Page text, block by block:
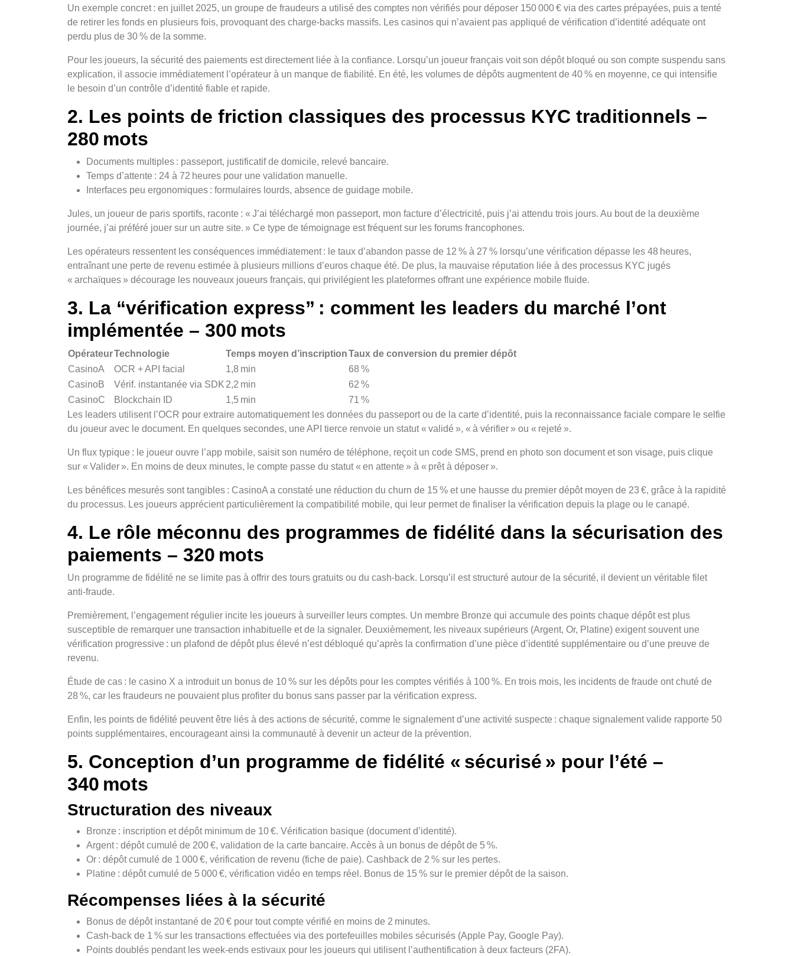
Un exemple concret : en juillet 2025, un groupe de fraudeurs a utilisé des comptes non vérifiés pour déposer 150 000 € via des cartes prépayées, puis a tenté
de retirer les fonds en plusieurs fois, provoquant des charge‑backs massifs. Les casinos qui n’avaient pas appliqué de vérification d’identité adéquate ont
perdu plus de 30 % de la somme.
Pour les joueurs, la sécurité des paiements est directement liée à la confiance. Lorsqu’un joueur français voit son dépôt bloqué ou son compte suspendu sans
explication, il associe immédiatement l’opérateur à un manque de fiabilité. En été, les volumes de dépôts augmentent de 40 % en moyenne, ce qui intensifie
le besoin d’un contrôle d’identité fiable et rapide.
2. Les points de friction classiques des processus KYC traditionnels –
280 mots
Documents multiples : passeport, justificatif de domicile, relevé bancaire.
Temps d’attente : 24 à 72 heures pour une validation manuelle.
Interfaces peu ergonomiques : formulaires lourds, absence de guidage mobile.
Jules, un joueur de paris sportifs, raconte : « J’ai téléchargé mon passeport, mon facture d’électricité, puis j’ai attendu trois jours. Au bout de la deuxième
journée, j’ai préféré jouer sur un autre site. » Ce type de témoignage est fréquent sur les forums francophones.
Les opérateurs ressentent les conséquences immédiatement : le taux d’abandon passe de 12 % à 27 % lorsqu’une vérification dépasse les 48 heures,
entraînant une perte de revenu estimée à plusieurs millions d’euros chaque été. De plus, la mauvaise réputation liée à des processus KYC jugés
« archaïques » décourage les nouveaux joueurs français, qui privilégient les plateformes offrant une expérience mobile fluide.
3. La “vérification express” : comment les leaders du marché l’ont
implémentée – 300 mots
OpérateurTechnologie Temps moyen d’inscriptionTaux de conversion du premier dépôt
CasinoA
OCR + API facial 1,8 min
68 %
CasinoB
Vérif. instantanée via SDK 2,2 min
62 %
CasinoC
Blockchain ID 1,5 min
71 %
Les leaders utilisent l’OCR pour extraire automatiquement les données du passeport ou de la carte d’identité, puis la reconnaissance faciale compare le selfie
du joueur avec le document. En quelques secondes, une API tierce renvoie un statut « validé », « à vérifier » ou « rejeté ».
Un flux typique : le joueur ouvre l’app mobile, saisit son numéro de téléphone, reçoit un code SMS, prend en photo son document et son visage, puis clique
sur « Valider ». En moins de deux minutes, le compte passe du statut « en attente » à « prêt à déposer ».
Les bénéfices mesurés sont tangibles : CasinoA a constaté une réduction du churn de 15 % et une hausse du premier dépôt moyen de 23 €, grâce à la rapidité
du processus. Les joueurs apprécient particulièrement la compatibilité mobile, qui leur permet de finaliser la vérification depuis la plage ou le canapé.
4. Le rôle méconnu des programmes de fidélité dans la sécurisation des
paiements – 320 mots
Un programme de fidélité ne se limite pas à offrir des tours gratuits ou du cash‑back. Lorsqu’il est structuré autour de la sécurité, il devient un véritable filet
anti‑fraude.
Premièrement, l’engagement régulier incite les joueurs à surveiller leurs comptes. Un membre Bronze qui accumule des points chaque dépôt est plus
susceptible de remarquer une transaction inhabituelle et de la signaler. Deuxièmement, les niveaux supérieurs (Argent, Or, Platine) exigent souvent une
vérification progressive : un plafond de dépôt plus élevé n’est débloqué qu’après la confirmation d’une pièce d’identité supplémentaire ou d’une preuve de
revenu.
Étude de cas : le casino X a introduit un bonus de 10 % sur les dépôts pour les comptes vérifiés à 100 %. En trois mois, les incidents de fraude ont chuté de
28 %, car les fraudeurs ne pouvaient plus profiter du bonus sans passer par la vérification express.
Enfin, les points de fidélité peuvent être liés à des actions de sécurité, comme le signalement d’une activité suspecte : chaque signalement valide rapporte 50
points supplémentaires, encourageant ainsi la communauté à devenir un acteur de la prévention.
5. Conception d’un programme de fidélité « sécurisé » pour l’été –
340 mots
Structuration des niveaux
Bronze : inscription et dépôt minimum de 10 €. Vérification basique (document d’identité).
Argent : dépôt cumulé de 200 €, validation de la carte bancaire. Accès à un bonus de dépôt de 5 %.
Or : dépôt cumulé de 1 000 €, vérification de revenu (fiche de paie). Cashback de 2 % sur les pertes.
Platine : dépôt cumulé de 5 000 €, vérification vidéo en temps réel. Bonus de 15 % sur le premier dépôt de la saison.
Récompenses liées à la sécurité
Bonus de dépôt instantané de 20 € pour tout compte vérifié en moins de 2 minutes.
Cash‑back de 1 % sur les transactions effectuées via des portefeuilles mobiles sécurisés (Apple Pay, Google Pay).
Points doublés pendant les week‑ends estivaux pour les joueurs qui utilisent l’authentification à deux facteurs (2FA).